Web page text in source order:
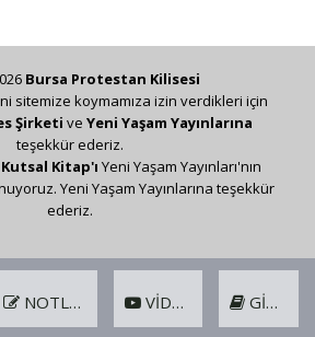
NOTLAR VIDEO GIRIŞ
Bursa Protestan Kilisesi
sitemize koymamıza izin verdikleri için
Şirketi ve Yeni Yaşam Yayınlarına
teşekkür ederiz.
Kutsal Kitap'ı Yeni Yaşam Yayınları'nın
Yeni Yaşam Yayınlarına teşekkür
ederiz.